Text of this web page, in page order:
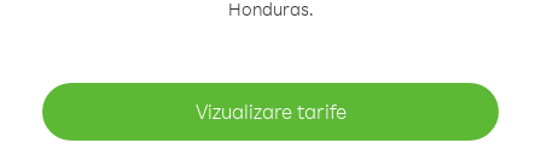
Honduras.
Vizualizare tarife